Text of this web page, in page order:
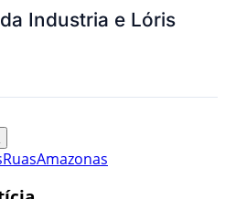
Industria e Lóris
RuasAmazonas